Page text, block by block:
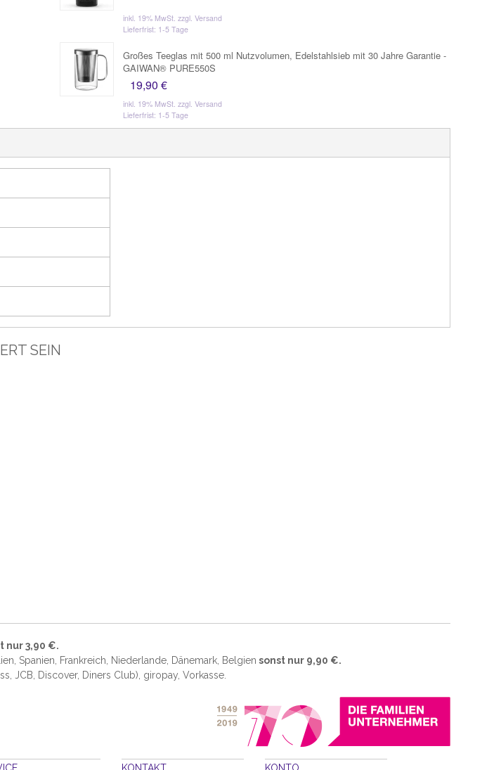
inkl. 19% MwSt. zzgl. Versand
Lieferfrist: 1-5 Tage
Großes Teeglas mit 500 ml Nutzvolumen, Edelstahlsieb mit 30 Jahre Garantie -
GAIWAN® PURE550S
19,90 €
inkl. 19% MwSt. zzgl. Versand
Lieferfrist: 1-5 Tage
SEIN
nur 3,90 €.
Spanien, Frankreich, Niederlande, Dänemark, Belgien sonst nur 9,90 €.
JCB, Discover, Diners Club), giropay, Vorkasse.
KONTAKT KONTO